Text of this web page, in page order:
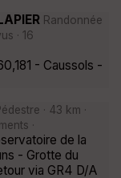
Randonnée
· 16
- Caussols -
· 43 km ·
·
de la
- Grotte du
via GR4 D/A